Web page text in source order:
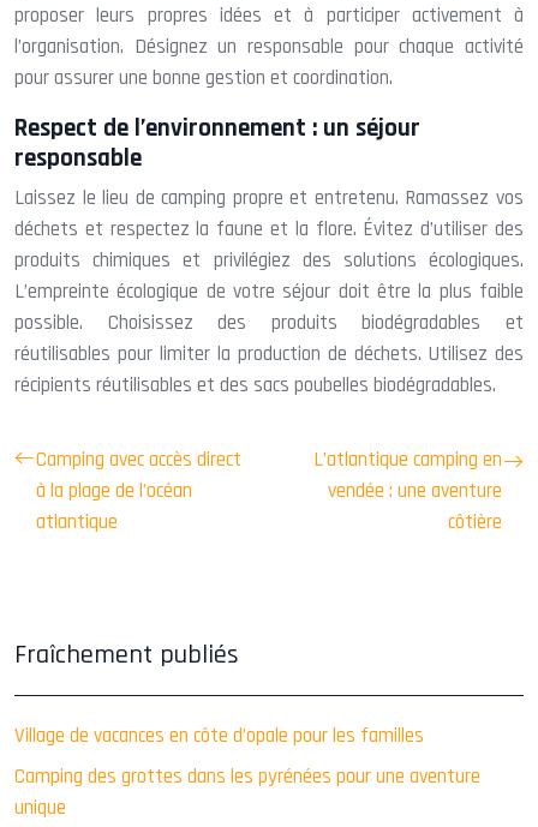
proposer leurs propres idées et à participer activement à
l’organisation. Désignez un responsable pour chaque activité
pour assurer une bonne gestion et coordination.
Respect de l’environnement : un séjour
responsable
Laissez le lieu de camping propre et entretenu. Ramassez vos
déchets et respectez la faune et la flore. Évitez d’utiliser des
produits chimiques et privilégiez des solutions écologiques.
L’empreinte écologique de votre séjour doit être la plus faible
possible. Choisissez des produits biodégradables et
réutilisables pour limiter la production de déchets. Utilisez des
récipients réutilisables et des sacs poubelles biodégradables.
Camping avec accès direct
à la plage de l’océan
atlantique
L’atlantique camping en
vendée : une aventure
côtière
Fraîchement publiés
Village de vacances en côte d’opale pour les familles
Camping des grottes dans les pyrénées pour une aventure
unique